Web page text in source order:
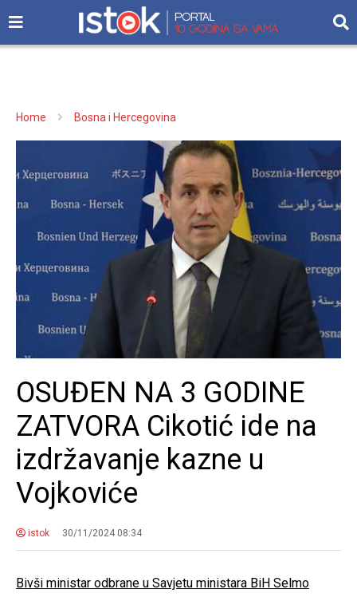
Home Bosna i Hercegovina
OSUĐEN NA 3 GODINE
ZATVORA Cikotić ide na
izdržavanje kazne u
Vojkoviće
istok 30/11/2024 08:34
Bivši ministar odbrane u Savjetu ministara BiH Selmo